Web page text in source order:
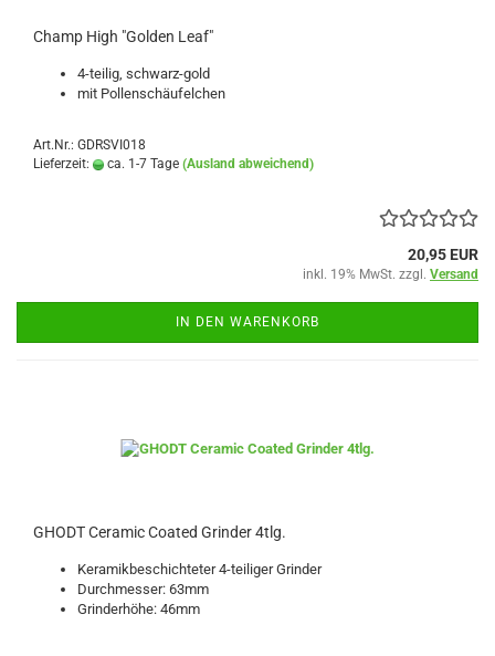
Champ High "Golden Leaf"
4-teilig, schwarz-gold
mit Pollenschäufelchen
Art.Nr.: GDRSVI018
Lieferzeit:
ca. 1-7 Tage (Ausland abweichend)
20,95 EUR
inkl. 19% MwSt. zzgl. Versand
IN DEN WARENKORB
GHODT Ceramic Coated Grinder 4tlg.
Keramikbeschichteter 4-teiliger Grinder
Durchmesser: 63mm
Grinderhöhe: 46mm